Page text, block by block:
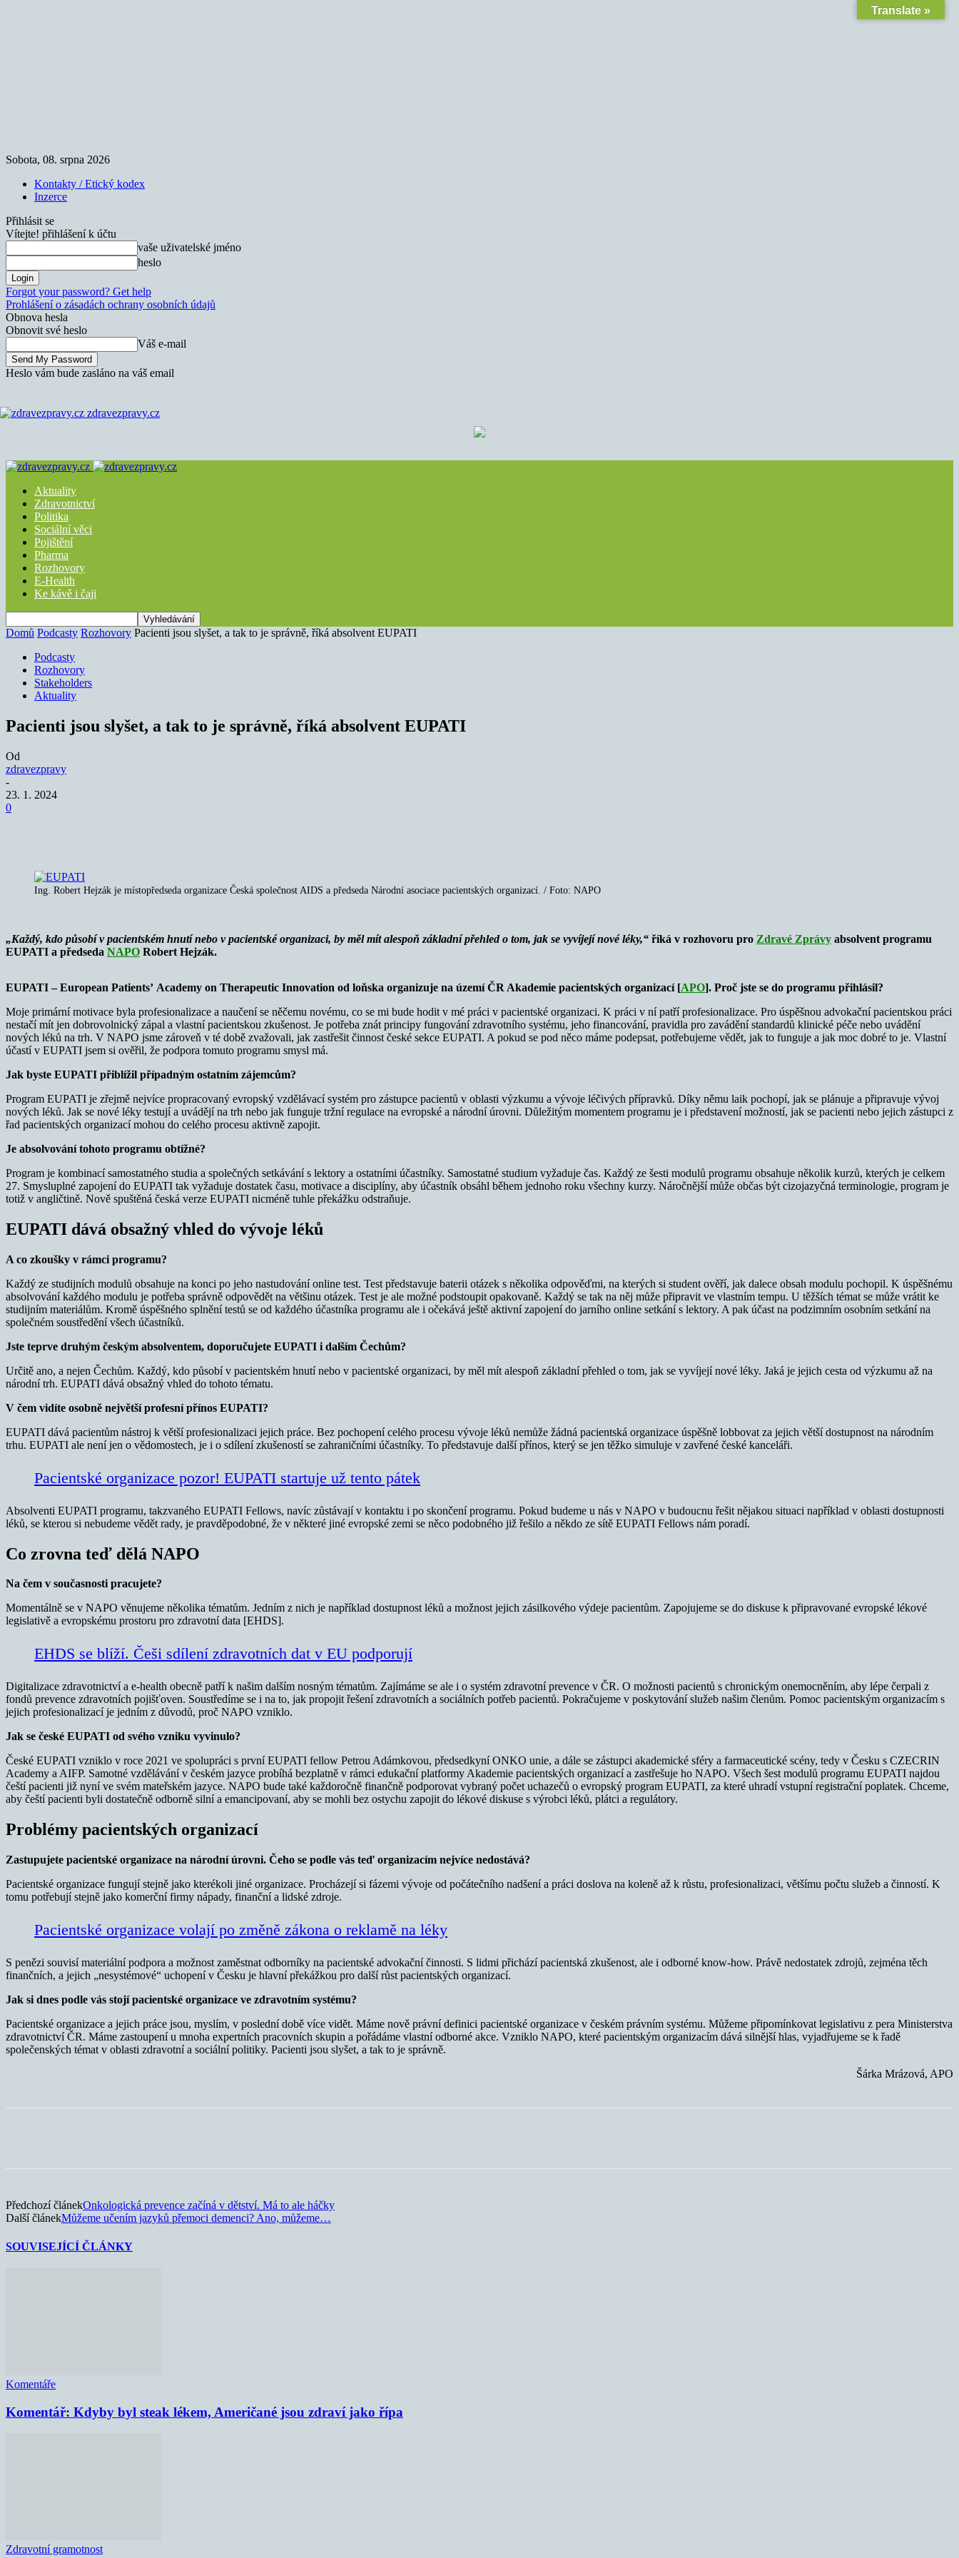
Sobota, 08. srpna 2026
Kontakty / Etický kodex
Inzerce
Přihlásit se
Vítejte! přihlášení k účtu
vaše uživatelské jméno
heslo
Forgot your password? Get help
Prohlášení o zásadách ochrany osobních údajů
Obnova hesla
Obnovit své heslo
Váš e-mail
Heslo vám bude zasláno na váš email
zdravezpravy.cz
Aktuality
Zdravotnictví
Politika
Sociální věci
Pojištění
Pharma
Rozhovory
E-Health
Ke kávě i čaji
Domů Podcasty Rozhovory Pacienti jsou slyšet, a tak to je správně, říká absolvent EUPATI
Podcasty
Rozhovory
Stakeholders
Aktuality
Pacienti jsou slyšet, a tak to je správně, říká absolvent EUPATI
Od
zdravezpravy
-
23. 1. 2024
0
Ing. Robert Hejzák je místopředseda organizace Česká společnost AIDS a předseda Národní asociace pacientských organizací. / Foto: NAPO
„Každý, kdo působí v pacientském hnutí nebo v pacientské organizaci, by měl mít alespoň základní přehled o tom, jak se vyvíjejí nové léky,“ říká v rozhovoru pro Zdravé Zprávy absolvent programu
EUPATI a předseda NAPO Robert Hejzák.
EUPATI –European Patients’ Academy on Therapeutic Innovation od loňska organizuje na území ČR Akademie pacientských organizací [APO]. Proč jste se do programu přihlásil?
Moje primární motivace byla profesionalizace a naučení se něčemu novému, co se mi bude hodit v mé práci v pacientské organizaci. K práci v ní patří profesionalizace. Pro úspěšnou advokační pacientskou práci
nestačí mít jen dobrovolnický zápal a vlastní pacientskou zkušenost. Je potřeba znát principy fungování zdravotního systému, jeho financování, pravidla pro zavádění standardů klinické péče nebo uvádění
nových léků na trh. V NAPO jsme zároveň v té době zvažovali, jak zastřešit činnost české sekce EUPATI. A pokud se pod něco máme podepsat, potřebujeme vědět, jak to funguje a jak moc dobré to je. Vlastní
účastí v EUPATI jsem si ověřil, že podpora tomuto programu smysl má.
Jak byste EUPATI přiblížil případným ostatním zájemcům?
Program EUPATI je zřejmě nejvíce propracovaný evropský vzdělávací systém pro zástupce pacientů v oblasti výzkumu a vývoje léčivých přípravků. Díky němu laik pochopí, jak se plánuje a připravuje vývoj
nových léků. Jak se nové léky testují a uvádějí na trh nebo jak funguje tržní regulace na evropské a národní úrovni. Důležitým momentem programu je i představení možností, jak se pacienti nebo jejich zástupci z
řad pacientských organizací mohou do celého procesu aktivně zapojit.
Je absolvování tohoto programu obtížné?
Program je kombinací samostatného studia a společných setkávání s lektory a ostatními účastníky. Samostatné studium vyžaduje čas. Každý ze šesti modulů programu obsahuje několik kurzů, kterých je celkem
27. Smysluplné zapojení do EUPATI tak vyžaduje dostatek času, motivace a disciplíny, aby účastník obsáhl během jednoho roku všechny kurzy. Náročnější může občas být cizojazyčná terminologie, program je
totiž v angličtině. Nově spuštěná česká verze EUPATI nicméně tuhle překážku odstraňuje.
EUPATI dává obsažný vhled do vývoje léků
A co zkoušky v rámci programu?
Každý ze studijních modulů obsahuje na konci po jeho nastudování online test. Test představuje baterii otázek s několika odpověďmi, na kterých si student ověří, jak dalece obsah modulu pochopil. K úspěšnému
absolvování každého modulu je potřeba správně odpovědět na většinu otázek. Test je ale možné podstoupit opakovaně. Každý se tak na něj může připravit ve vlastním tempu. U těžších témat se může vrátit ke
studijním materiálům. Kromě úspěšného splnění testů se od každého účastníka programu ale i očekává ještě aktivní zapojení do jarního online setkání s lektory. A pak účast na podzimním osobním setkání na
společném soustředění všech účastníků.
Jste teprve druhým českým absolventem, doporučujete EUPATI i dalším Čechům?
Určitě ano, a nejen Čechům. Každý, kdo působí v pacientském hnutí nebo v pacientské organizaci, by měl mít alespoň základní přehled o tom, jak se vyvíjejí nové léky. Jaká je jejich cesta od výzkumu až na
národní trh. EUPATI dává obsažný vhled do tohoto tématu.
V čem vidíte osobně největší profesní přínos EUPATI?
EUPATI dává pacientům nástroj k větší profesionalizaci jejich práce. Bez pochopení celého procesu vývoje léků nemůže žádná pacientská organizace úspěšně lobbovat za jejich větší dostupnost na národním
trhu. EUPATI ale není jen o vědomostech, je i o sdílení zkušeností se zahraničními účastníky. To představuje další přínos, který se jen těžko simuluje v zavřené české kanceláři.
Pacientské organizace pozor! EUPATI startuje už tento pátek
Absolventi EUPATI programu, takzvaného EUPATI Fellows, navíc zůstávají v kontaktu i po skončení programu. Pokud budeme u nás v NAPO v budoucnu řešit nějakou situaci například v oblasti dostupnosti
léků, se kterou si nebudeme vědět rady, je pravděpodobné, že v některé jiné evropské zemi se něco podobného již řešilo a někdo ze sítě EUPATI Fellows nám poradí.
Co zrovna teď dělá NAPO
Na čem v současnosti pracujete?
Momentálně se v NAPO věnujeme několika tématům. Jedním z nich je například dostupnost léků a možnost jejich zásilkového výdeje pacientům. Zapojujeme se do diskuse k připravované evropské lékové
legislativě a evropskému prostoru pro zdravotní data [EHDS].
EHDS se blíží. Češi sdílení zdravotních dat v EU podporují
Digitalizace zdravotnictví a e-health obecně patří k našim dalším nosným tématům. Zajímáme se ale i o systém zdravotní prevence v ČR. O možnosti pacientů s chronickým onemocněním, aby lépe čerpali z
fondů prevence zdravotních pojišťoven. Soustředíme se i na to, jak propojit řešení zdravotních a sociálních potřeb pacientů. Pokračujeme v poskytování služeb našim členům. Pomoc pacientským organizacím s
jejich profesionalizací je jedním z důvodů, proč NAPO vzniklo.
Jak se české EUPATI od svého vzniku vyvinulo?
České EUPATI vzniklo v roce 2021 ve spolupráci s první EUPATI fellow Petrou Adámkovou, předsedkyní ONKO unie, a dále se zástupci akademické sféry a farmaceutické scény, tedy v Česku s CZECRIN
Academy a AIFP. Samotné vzdělávání v českém jazyce probíhá bezplatně v rámci edukační platformy Akademie pacientských organizací a zastřešuje ho NAPO. Všech šest modulů programu EUPATI najdou
čeští pacienti již nyní ve svém mateřském jazyce. NAPO bude také každoročně finančně podporovat vybraný počet uchazečů o evropský program EUPATI, za které uhradí vstupní registrační poplatek. Chceme,
aby čeští pacienti byli dostatečně odborně silní a emancipovaní, aby se mohli bez ostychu zapojit do lékové diskuse s výrobci léků, plátci a regulátory.
Problémy pacientských organizací
Zastupujete pacientské organizace na národní úrovni. Čeho se podle vás teď organizacím nejvíce nedostává?
Pacientské organizace fungují stejně jako kterékoli jiné organizace. Procházejí si fázemi vývoje od počátečního nadšení a práci doslova na koleně až k růstu, profesionalizaci, většímu počtu služeb a činností. K
tomu potřebují stejně jako komerční firmy nápady, finanční a lidské zdroje.
Pacientské organizace volají po změně zákona o reklamě na léky
S penězi souvisí materiální podpora a možnost zaměstnat odborníky na pacientské advokační činnosti. S lidmi přichází pacientská zkušenost, ale i odborné know-how. Právě nedostatek zdrojů, zejména těch
finančních, a jejich „nesystémové“ uchopení v Česku je hlavní překážkou pro další růst pacientských organizací.
Jak si dnes podle vás stojí pacientské organizace ve zdravotním systému?
Pacientské organizace a jejich práce jsou, myslím, v poslední době více vidět. Máme nově právní definici pacientské organizace v českém právním systému. Můžeme připomínkovat legislativu z pera Ministerstva
zdravotnictví ČR. Máme zastoupení u mnoha expertních pracovních skupin a pořádáme vlastní odborné akce. Vzniklo NAPO, které pacientským organizacím dává silnější hlas, vyjadřujeme se k řadě
společenských témat v oblasti zdravotní a sociální politiky. Pacienti jsou slyšet, a tak to je správně.
Šárka Mrázová, APO
Předchozí článekOnkologická prevence začíná v dětství. Má to ale háčky
Další článekMůžeme učením jazyků přemoci demenci? Ano, můžeme…
SOUVISEJÍCÍ ČLÁNKY
Komentáře
Komentář: Kdyby byl steak lékem, Američané jsou zdraví jako řípa
Zdravotní gramotnost
Translate »